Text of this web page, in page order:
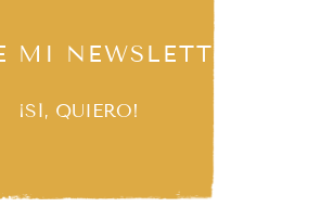
MI NEWSLETTER
¡SÍ, QUIERO!